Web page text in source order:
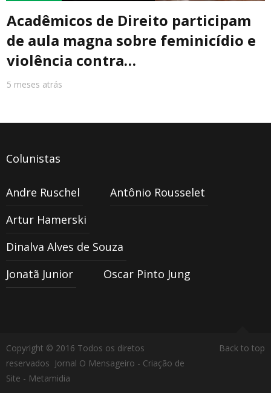
Acadêmicos de Direito participam
de aula magna sobre feminicídio e
violência contra…
5 meses atrás
Colunistas
Andre Ruschel
Antônio Rousselet
Artur Hamerski
Dinalva Alves de Souza
Jonatã Junior
Oscar Pinto Jung
Back to top
Copyright © 2016 Todos os diretos
reservados Jornal O Mensageiro - Criação de
Site - Metamidia